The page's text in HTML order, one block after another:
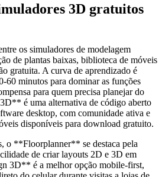
3D gratuitos
os simuladores de modelagem
de plantas baixas, biblioteca de móveis
gratuita. A curva de aprendizado é
60 minutos para dominar as funções
para quem precisa planejar do
é uma alternativa de código aberto
desktop, com comunidade ativa e
disponíveis para download gratuito.
o **Floorplanner** se destaca pela
de criar layouts 2D e 3D em
3D** é a melhor opção mobile-first,